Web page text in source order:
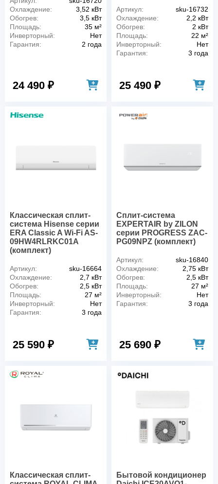
Охлаждение:
3,52 кВт
Обогрев:
3,5 кВт
Площадь:
35 м²
Инверторный:
Нет
Гарантия:
2 года
24 490 ₽
Артикул:
sku-16732
Охлаждение:
2,2 кВт
Обогрев:
2 кВт
Площадь:
22 м²
Инверторный:
Нет
Гарантия:
3 года
25 490 ₽
Классическая сплит-
система Hisense серии
ERA Classic A Wi-Fi AS-
09HW4RLRKC01A
(комплект)
Артикул:
sku-16664
Охлаждение:
2,7 кВт
Обогрев:
2,5 кВт
Площадь:
27 м²
Инверторный:
Нет
Гарантия:
3 года
25 590 ₽
Сплит-система
EXPERTAIR by ZILON
серии PROGRESS ZAC-
PG09NPZ (комплект)
Артикул:
sku-16840
Охлаждение:
2,75 кВт
Обогрев:
2,5 кВт
Площадь:
27 м²
Инверторный:
Нет
Гарантия:
3 года
25 690 ₽
Классическая сплит-
Бытовой кондиционер